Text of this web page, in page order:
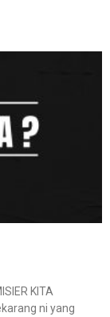
KITA
ni yang